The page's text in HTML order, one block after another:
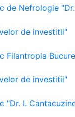
de Nefrologie
de investitii"
Filantropia
de investitii"
"Dr. I.